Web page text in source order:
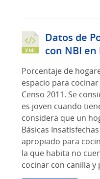
Datos de
con NBI en
Porcentaje de
espacio para
Censo 2011. Se
es joven cuando
considera que un
Básicas
apropiado para
la que habita no
cocinar con canilla y